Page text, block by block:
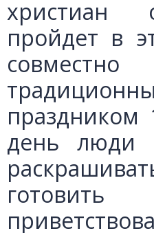
христиан
пройдет в
праздником
день люди